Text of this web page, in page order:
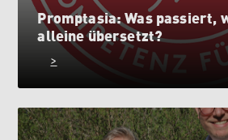
Promptasia: Was passiert,
alleine übersetzt?
>